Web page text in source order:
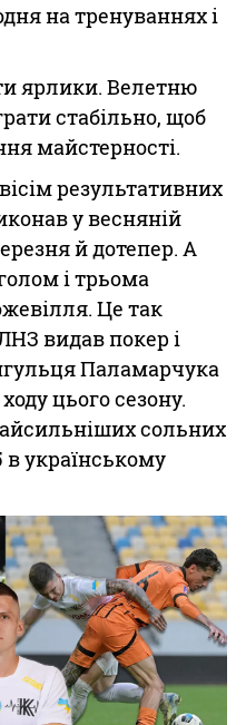
на тренуваннях і
ярлики. Велетню
стабільно, щоб
майстерності.
результативних
у весняній
й дотепер. А
і трьома
Це так
видав покер і
Паламарчука
цього сезону.
сольних
в українському